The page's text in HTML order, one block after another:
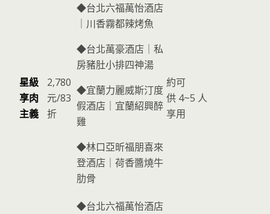
星級
享肉
主義
2,780
元/83
折
◆台北六福萬怡酒店
｜川香霧都辣烤魚
◆台北萬豪酒店｜私
房豬肚小排四神湯
◆宜蘭力麗威斯汀度
假酒店｜宜蘭紹興醉
雞
◆林口亞昕福朋喜來
登酒店｜荷香醬燒牛
肋骨
約可
供 4~5 人
享用
◆台北六福萬怡酒店